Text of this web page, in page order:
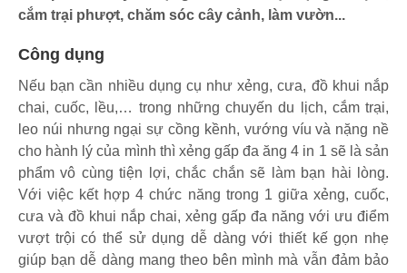
cắm trại phượt, chăm sóc cây cảnh, làm vườn...
Công dụng
Nếu bạn cần nhiều dụng cụ như xẻng, cưa, đồ khui nắp
chai, cuốc, lều,… trong những chuyến du lịch, cắm trại,
leo núi nhưng ngại sự cồng kềnh, vướng víu và nặng nề
cho hành lý của mình thì xẻng gấp đa ăng 4 in 1 sẽ là sản
phẩm vô cùng tiện lợi, chắc chắn sẽ làm bạn hài lòng.
Với việc kết hợp 4 chức năng trong 1 giữa xẻng, cuốc,
cưa và đồ khui nắp chai, xẻng gấp đa năng với ưu điểm
vượt trội có thể sử dụng dễ dàng với thiết kế gọn nhẹ
giúp bạn dễ dàng mang theo bên mình mà vẫn đảm bảo